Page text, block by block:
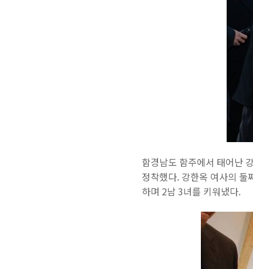
함경남도 함주에서 태어난
정착했다. 강한옥 여사의
하며 2남 3녀를 키워냈다.